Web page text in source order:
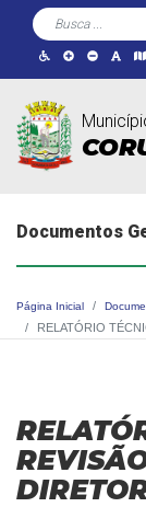
Documentos
Página Inicial
RELATÓRIO